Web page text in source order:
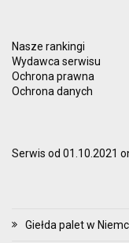
Nasze rankingi
Wydawca serwisu
Ochrona prawna
Ochrona danych
Serwis od 01.10.2021
Giełda palet w